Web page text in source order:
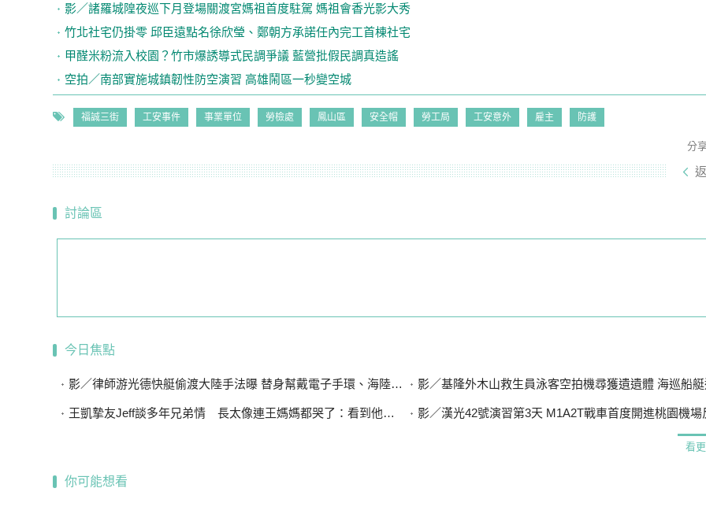
影／諸羅城隍夜巡下月登場關渡宮媽祖首度駐駕 媽祖會香光影大秀
竹北社宅仍掛零 邱臣遠點名徐欣瑩、鄭朝方承諾任內完工首棟社宅
甲醛米粉流入校園？竹市爆誘導式民調爭議 藍營批假民調真造謠
空拍／南部實施城鎮韌性防空演習 高雄鬧區一秒變空城
福誠三街 工安事件 事業單位 勞檢處 鳳山區 安全帽 勞工局 工安意外 雇主 防護
分
討論區
今日焦點
影／律師游光德快艇偷渡大陸手法曝 替身幫戴電子手環、海陸設7斷點 影／基隆外木山救生員泳客空拍機尋獲遺遺體 海巡船
王凱摯友Jeff談多年兄弟情 長太像連王媽媽都哭了：看到他想到兒子 影／漢光42號演習第3天 M1A2T戰車首度開進桃園機場
看
你可能想看